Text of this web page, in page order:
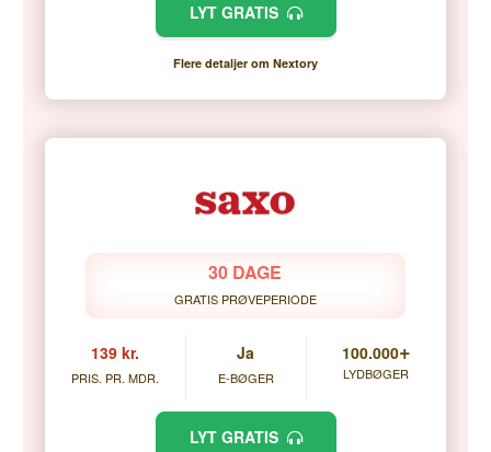
LYT GRATIS
Flere detaljer om Nextory
30 DAGE
GRATIS PRØVEPERIODE
139 kr.
PRIS. PR. MDR.
Ja
E-BØGER
100.000+
LYDBØGER
LYT GRATIS